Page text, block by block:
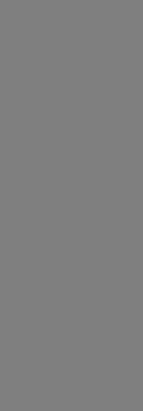
investitii, membra a
deschise de investitii
financiare (actiuni,